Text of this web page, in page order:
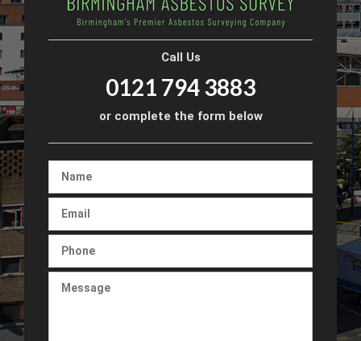
Call Us
0121 794 3883
or complete the form below